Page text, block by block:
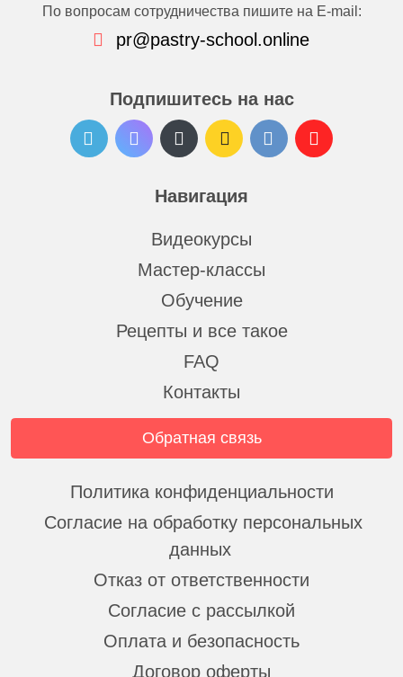
Навигация
Видеокурсы
Мастер-классы
Обучение
Рецепты и все такое
FAQ
Контакты
По вопросам сотрудничества пишите на E-mail:
pr@pastry-school.online
Подпишитесь на нас
Обратная связь
Политика конфиденциальности
Согласие на обработку персональных
данных
Отказ от ответственности
Согласие с рассылкой
Оплата и безопасность
Договор оферты